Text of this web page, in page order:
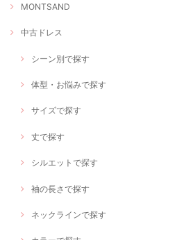
MONTSAND
中古ドレス
シーン別で探す
体型・お悩みで探す
サイズで探す
丈で探す
シルエットで探す
袖の長さで探す
ネックラインで探す